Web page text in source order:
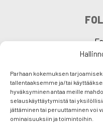
Parhaan kokemuksen
tallentaaksemme ja/tai
hyväksyminen antaa meille
selauskäyttäytymistä tai
jättäminen tai peruuttaminen voi
ominaisuuksiin ja toimintoihin.